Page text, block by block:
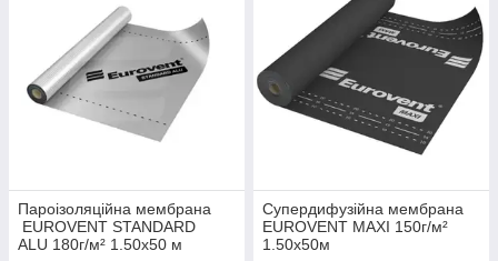
Пароізоляційна мембрана
EUROVENT STANDARD
ALU 180г/м² 1.50х50 м
Супердифузійна мембрана
EUROVENT MAXI 150г/м²
1.50х50м